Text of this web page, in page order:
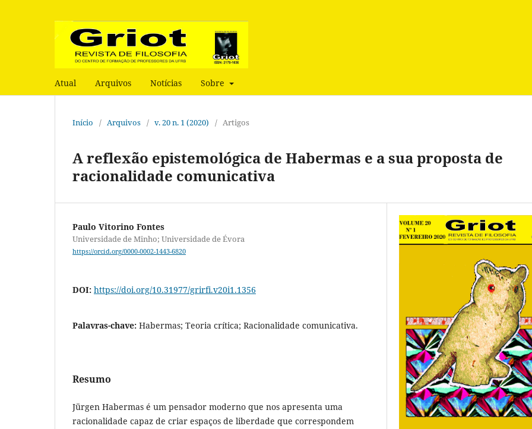
Atual Arquivos Notícias Sobre
Início / Arquivos / v. 20 n. 1 (2020) / Artigos
A reflexão epistemológica de Habermas e a sua proposta de
racionalidade comunicativa
Paulo Vitorino Fontes
Universidade de Minho; Universidade de Évora
https://orcid.org/0000-0002-1443-6820
DOI: https://doi.org/10.31977/grirfi.v20i1.1356
Palavras-chave: Habermas; Teoria crítica; Racionalidade comunicativa.
Resumo
Jürgen Habermas é um pensador moderno que nos apresenta uma
racionalidade capaz de criar espaços de liberdade que correspondem